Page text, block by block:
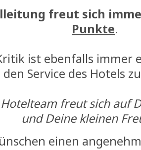
freut sich
Punkte.
ist ebenfalls immer
Service des Hotels
freut sich auf
und Deine kleinen
einen